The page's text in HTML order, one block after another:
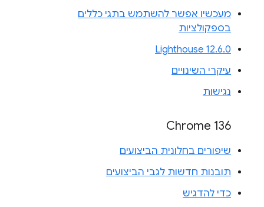
מעכשיו אפשר להשתמש בתגי כללים
בספקולציות
Lighthouse 12.6.0
עיקרי השינויים
נגישות
Chrome 136
שיפורים בחלונית הביצועים
תובנות חדשות לגבי הביצועים
כדי להדגיש